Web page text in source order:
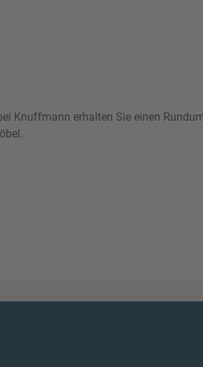
Knuffmann erhalten Sie einen